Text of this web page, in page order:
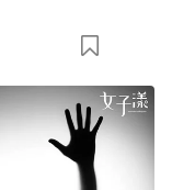
購買點數